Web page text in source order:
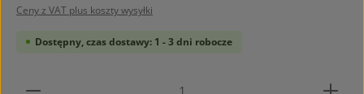
Ceny z VAT plus koszty wysyłki
Dostępny, czas dostawy: 1 - 3 dni robocze
Ilość produktu: Wprowadź żądaną ilość lub użyj